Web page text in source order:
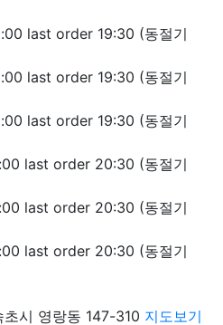
last order 19:30 (동절기
last order 19:30 (동절기
last order 19:30 (동절기
last order 20:30 (동절기
last order 20:30 (동절기
last order 20:30 (동절기
시 영랑동 147-310 지도보기